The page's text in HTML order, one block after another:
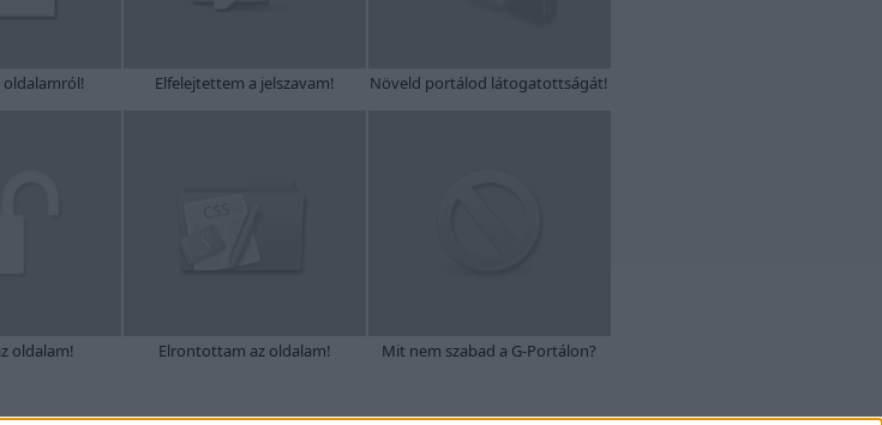
oldalamról! Elfelejtettem a jelszavam! Növeld portálod látogatottságát!
oldalam! Elrontottam az oldalam! Mit nem szabad a G-Portálon?